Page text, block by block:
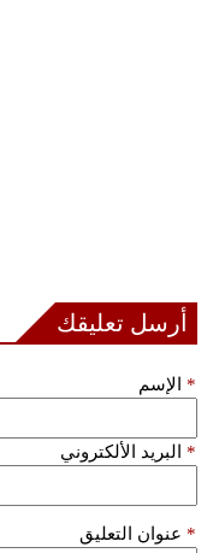
أرسل تعليقك
الإسم *
البريد الألكتروني *
عنوان التعليق *